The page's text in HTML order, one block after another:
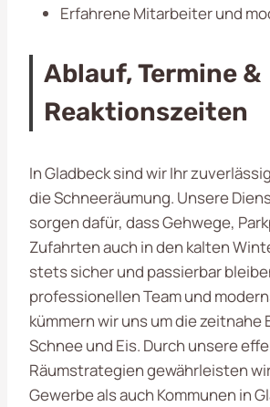
Erfahrene Mitarbeiter und
Ablauf, Termine &
Reaktionszeiten
In Gladbeck sind wir Ihr
die Schneeräumung. Unsere
sorgen dafür, dass Gehwege,
Zufahrten auch in den kalten
stets sicher und passierbar
professionellen Team und
kümmern wir uns um die zeitnahe
Schnee und Eis. Durch unsere
Räumstrategien gewährleisten
Gewerbe als auch Kommunen in